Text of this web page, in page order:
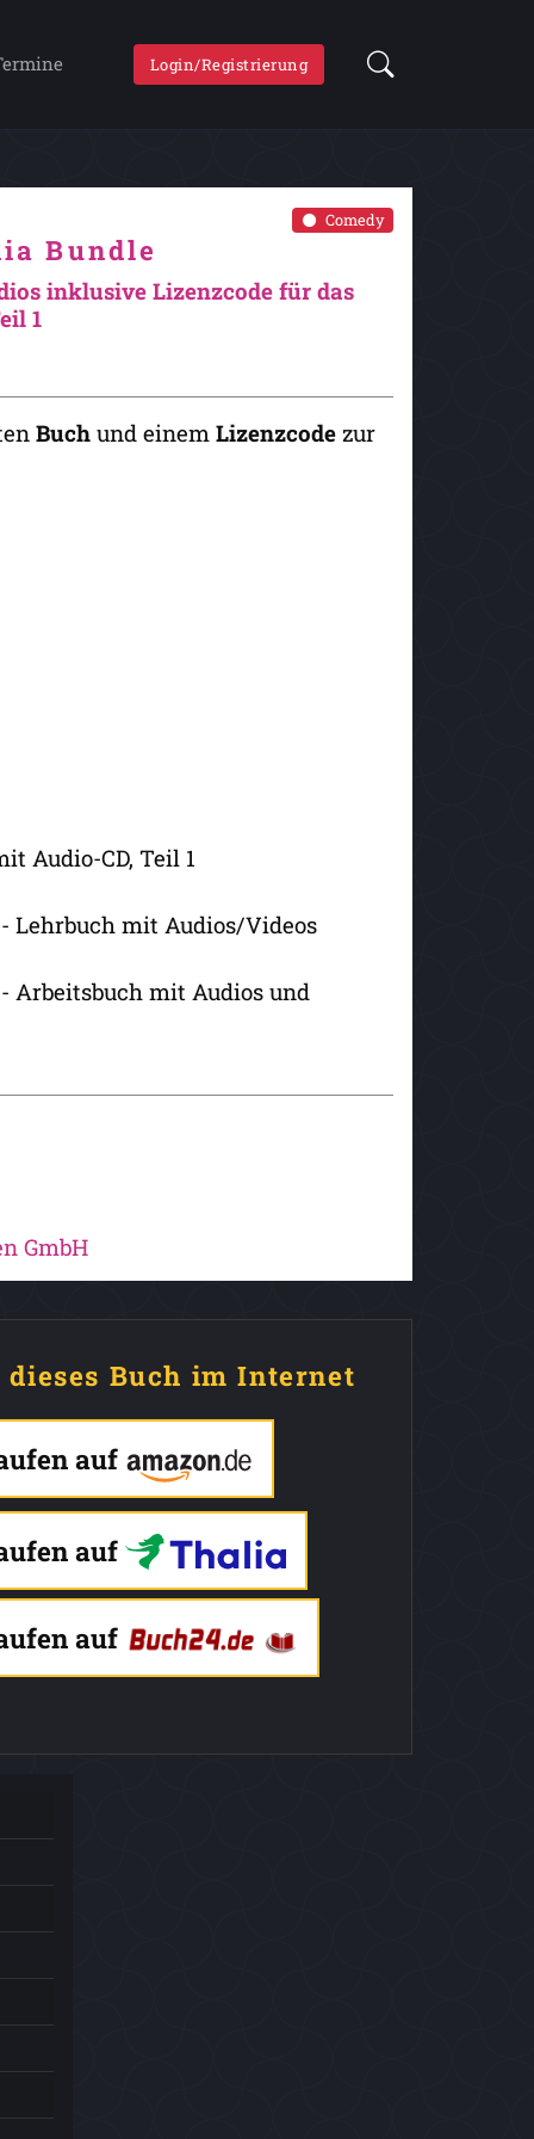
Login/Registrierung
Comedy
Bundle
inklusive Lizenzcode für das
1
Buch und einem Lizenzcode zur
Audio-CD, Teil 1
Lehrbuch mit Audios/Videos
Arbeitsbuch mit Audios und
GmbH
dieses Buch im Internet
auf
auf
auf